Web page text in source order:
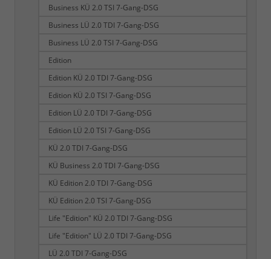
Business KÜ 2.0 TSI 7-Gang-DSG
Business LÜ 2.0 TDI 7-Gang-DSG
Business LÜ 2.0 TSI 7-Gang-DSG
Edition
Edition KÜ 2.0 TDI 7-Gang-DSG
Edition KÜ 2.0 TSI 7-Gang-DSG
Edition LÜ 2.0 TDI 7-Gang-DSG
Edition LÜ 2.0 TSI 7-Gang-DSG
KÜ 2.0 TDI 7-Gang-DSG
KÜ Business 2.0 TDI 7-Gang-DSG
KÜ Edition 2.0 TDI 7-Gang-DSG
KÜ Edition 2.0 TSI 7-Gang-DSG
Life "Edition" KÜ 2.0 TDI 7-Gang-DSG
Life "Edition" LÜ 2.0 TDI 7-Gang-DSG
LÜ 2.0 TDI 7-Gang-DSG